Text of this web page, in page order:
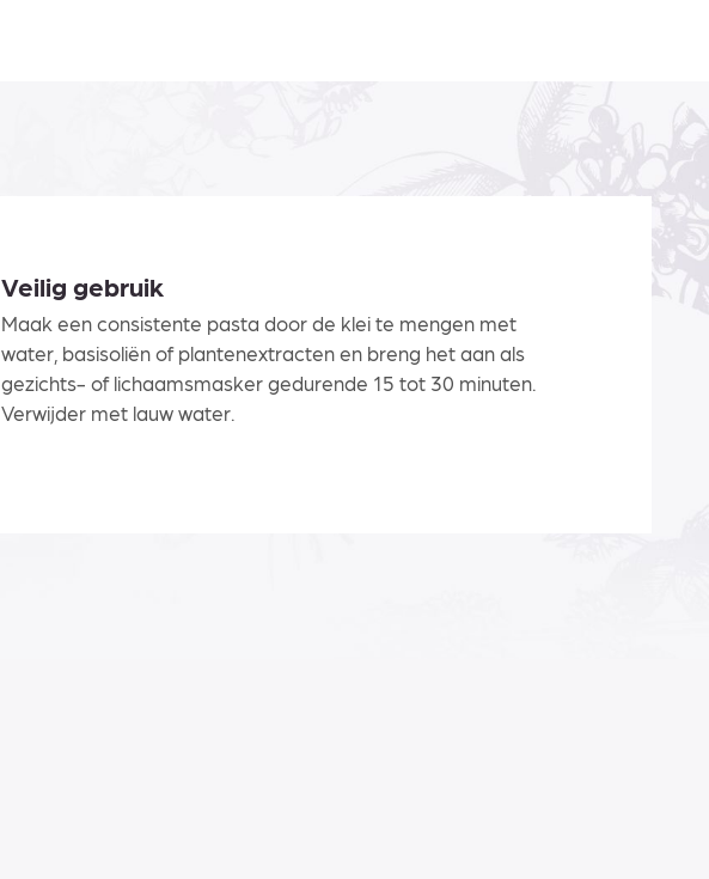
Veilig gebruik
Maak een consistente pasta door de klei te mengen met
water, basisoliën of plantenextracten en breng het aan als
gezichts- of lichaamsmasker gedurende 15 tot 30 minuten.
Verwijder met lauw water.